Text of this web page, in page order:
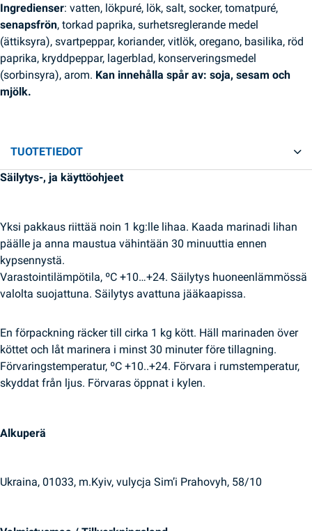
Ingredienser: vatten, lökpuré, lök, salt, socker, tomatpuré,
senapsfrön, torkad paprika, surhetsreglerande medel
(ättiksyra), svartpeppar, koriander, vitlök, oregano, basilika, röd
paprika, kryddpeppar, lagerblad, konserveringsmedel
(sorbinsyra), arom. Kan innehålla spår av: soja, sesam och
mjölk.
TUOTETIEDOT
Säilytys-, ja käyttöohjeet
Yksi pakkaus riittää noin 1 kg:lle lihaa. Kaada marinadi lihan
päälle ja anna maustua vähintään 30 minuuttia ennen
kypsennystä.
Varastointilämpötila, ºC +10…+24. Säilytys huoneenlämmössä
valolta suojattuna. Säilytys avattuna jääkaapissa.
En förpackning räcker till cirka 1 kg kött. Häll marinaden över
köttet och låt marinera i minst 30 minuter före tillagning.
Förvaringstemperatur, ºC +10..+24. Förvara i rumstemperatur,
skyddat från ljus. Förvaras öppnat i kylen.
Alkuperä
Ukraina, 01033, m.Kyiv, vulycja Sim’i Prahovyh, 58/10